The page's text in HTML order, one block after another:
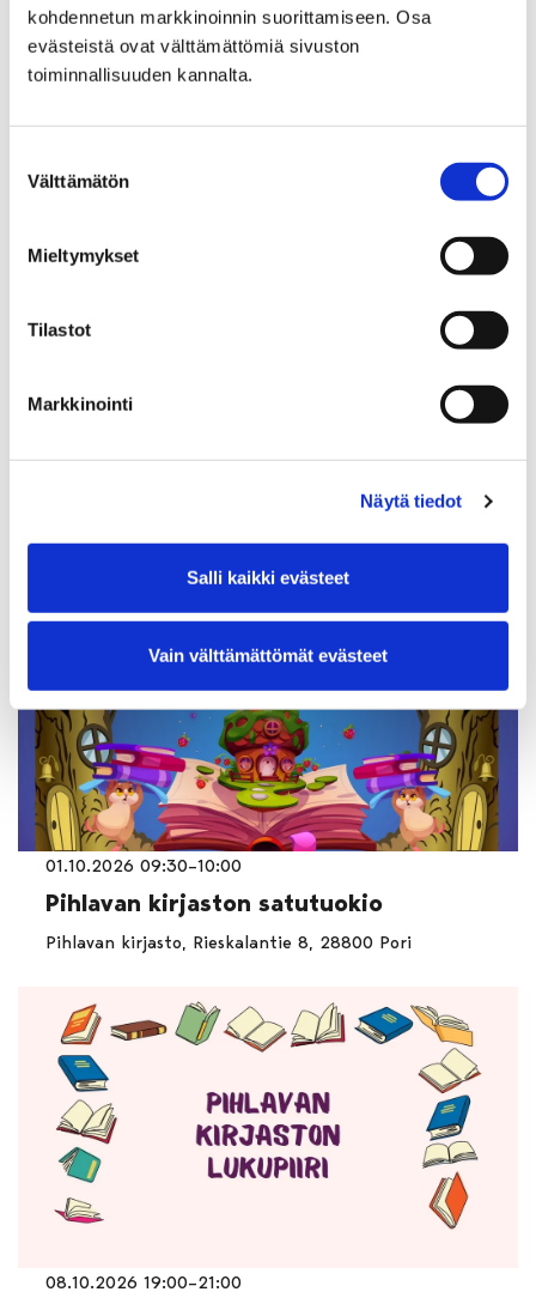
kohdennetun markkinoinnin suorittamiseen. Osa
evästeistä ovat välttämättömiä sivuston
toiminnallisuuden kannalta.
valinta
Välttämätön
Mieltymykset
Tilastot
Markkinointi
Näytä tiedot
Salli kaikki evästeet
Vain välttämättömät evästeet
Pihlavan kirjaston päivälukupiiri
01.10.2026 09:30–10:00
Pihlavan kirjaston satutuokio
Pihlavan kirjasto, Rieskalantie 8, 28800 Pori
08.10.2026 19:00–21:00